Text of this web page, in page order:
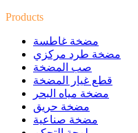
Products
مضخة غاطسة
مضخة طرد مركزي
صب المضخة
قطع غيار المضخة
مضخة مياه البحر
مضخة حريق
مضخة صناعية